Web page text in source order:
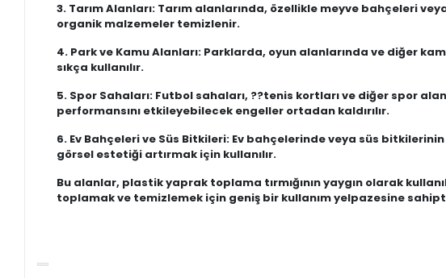
3. Tarım Alanları: Tarım alanlarında, özellikle meyve bahçeleri
organik malzemeler temizlenir.
4. Park ve Kamu Alanları: Parklarda, oyun alanlarında ve diğer
sıkça kullanılır.
5. Spor Sahaları: Futbol sahaları, ??tenis kortları ve diğer spor
performansını etkileyebilecek engeller ortadan kaldırılır.
6. Ev Bahçeleri ve Süs Bitkileri: Ev bahçelerinde veya süs
görsel estetiği artırmak için kullanılır.
Bu alanlar, plastik yaprak toplama tırmığının yaygın olarak
toplamak ve temizlemek için geniş bir kullanım yelpazesine